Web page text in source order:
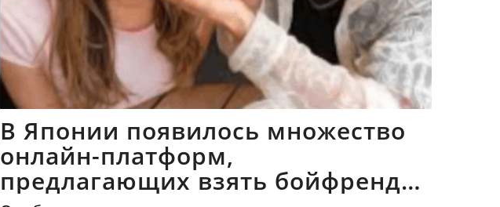
В Японии появилось множество
онлайн-платформ,
предлагающих взять бойфрендов